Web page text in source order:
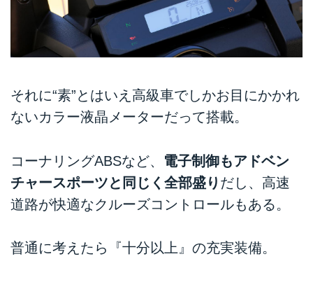
それに“素”とはいえ高級車でしかお目にかかれ
ないカラー液晶メーターだって搭載。
コーナリングABSなど、 電子制御もアドベン
チャースポーツと同じく全部盛り だし、高速
道路が快適なクルーズコントロールもある。
普通に考えたら『十分以上』の充実装備。